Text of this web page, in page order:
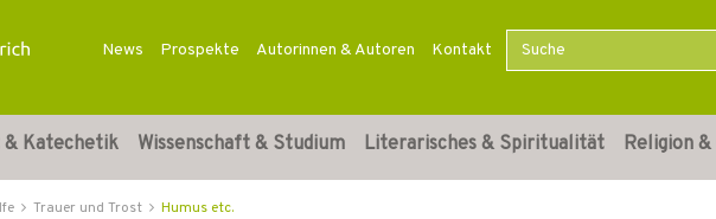
News Prospekte Autorinnen & Autoren Kontakt
Katechetik Wissenschaft & Studium Literarisches & Spiritualität Religion
Trauer und Trost Humus etc.